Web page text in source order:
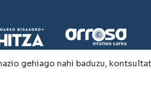
gehiago nahi baduzu,